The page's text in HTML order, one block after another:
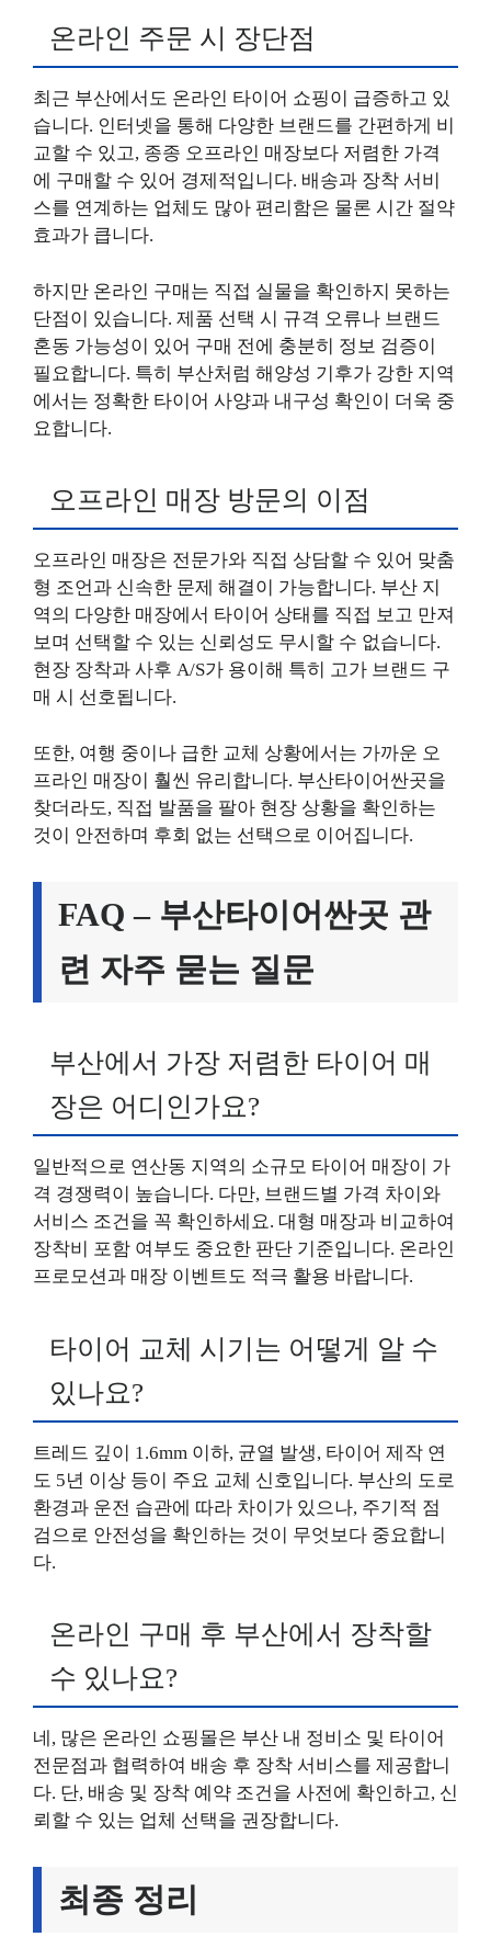
온라인 주문 시 장단점
최근 부산에서도 온라인 타이어 쇼핑이 급증하고 있
습니다. 인터넷을 통해 다양한 브랜드를 간편하게 비
교할 수 있고, 종종 오프라인 매장보다 저렴한 가격
에 구매할 수 있어 경제적입니다. 배송과 장착 서비
스를 연계하는 업체도 많아 편리함은 물론 시간 절약
효과가 큽니다.
하지만 온라인 구매는 직접 실물을 확인하지 못하는
단점이 있습니다. 제품 선택 시 규격 오류나 브랜드
혼동 가능성이 있어 구매 전에 충분히 정보 검증이
필요합니다. 특히 부산처럼 해양성 기후가 강한 지역
에서는 정확한 타이어 사양과 내구성 확인이 더욱 중
요합니다.
오프라인 매장 방문의 이점
오프라인 매장은 전문가와 직접 상담할 수 있어 맞춤
형 조언과 신속한 문제 해결이 가능합니다. 부산 지
역의 다양한 매장에서 타이어 상태를 직접 보고 만져
보며 선택할 수 있는 신뢰성도 무시할 수 없습니다.
현장 장착과 사후 A/S가 용이해 특히 고가 브랜드 구
매 시 선호됩니다.
또한, 여행 중이나 급한 교체 상황에서는 가까운 오
프라인 매장이 훨씬 유리합니다. 부산타이어싼곳을
찾더라도, 직접 발품을 팔아 현장 상황을 확인하는
것이 안전하며 후회 없는 선택으로 이어집니다.
FAQ – 부산타이어싼곳 관
련 자주 묻는 질문
부산에서 가장 저렴한 타이어 매
장은 어디인가요?
일반적으로 연산동 지역의 소규모 타이어 매장이 가
격 경쟁력이 높습니다. 다만, 브랜드별 가격 차이와
서비스 조건을 꼭 확인하세요. 대형 매장과 비교하여
장착비 포함 여부도 중요한 판단 기준입니다. 온라인
프로모션과 매장 이벤트도 적극 활용 바랍니다.
타이어 교체 시기는 어떻게 알 수
있나요?
트레드 깊이 1.6mm 이하, 균열 발생, 타이어 제작 연
도 5년 이상 등이 주요 교체 신호입니다. 부산의 도로
환경과 운전 습관에 따라 차이가 있으나, 주기적 점
검으로 안전성을 확인하는 것이 무엇보다 중요합니
다.
온라인 구매 후 부산에서 장착할
수 있나요?
네, 많은 온라인 쇼핑몰은 부산 내 정비소 및 타이어
전문점과 협력하여 배송 후 장착 서비스를 제공합니
다. 단, 배송 및 장착 예약 조건을 사전에 확인하고, 신
뢰할 수 있는 업체 선택을 권장합니다.
최종 정리